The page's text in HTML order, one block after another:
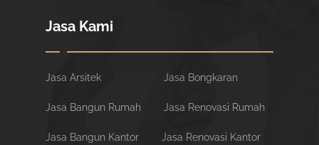
Jasa Kami
Jasa Arsitek Jasa Bongkaran
Jasa Bangun Rumah Jasa Renovasi Rumah
Jasa Bangun Kantor Jasa Renovasi Kantor